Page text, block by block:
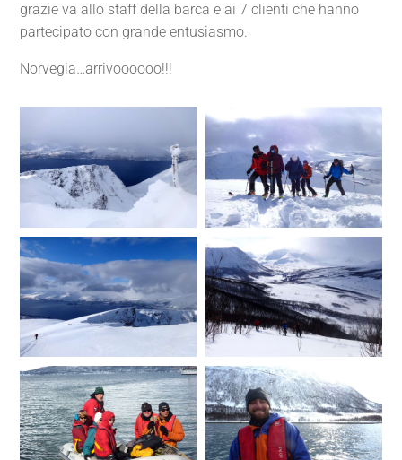
grazie va allo staff della barca e ai 7 clienti che hanno
partecipato con grande entusiasmo.
Norvegia…arrivoooooo!!!